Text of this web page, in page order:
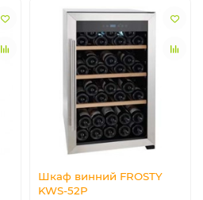
Шкаф винний FROSTY
KWS-52P